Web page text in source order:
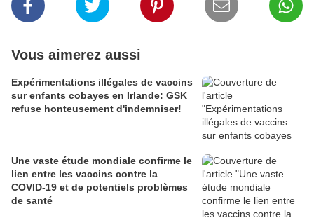
Vous aimerez aussi
Expérimentations illégales de vaccins
sur enfants cobayes en Irlande: GSK
refuse honteusement d'indemniser!
Une vaste étude mondiale confirme le
lien entre les vaccins contre la
COVID-19 et de potentiels problèmes
de santé